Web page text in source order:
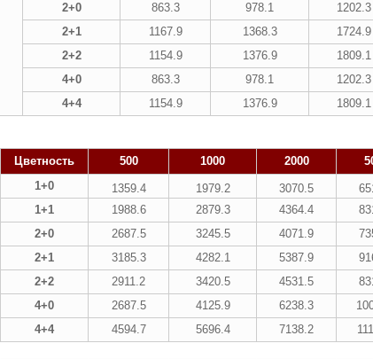
2+0
863.3 978.1 1202.3
2+1
1167.9 1368.3 1724.9
2+2
1154.9 1376.9 1809.1
4+0
863.3 978.1 1202.3
4+4
1154.9 1376.9 1809.1
Цветность 500 1000 2000
1+0 1359.4 1979.2 3070.5
1+1
1988.6 2879.3 4364.4
2+0
2687.5 3245.5 4071.9
2+1
3185.3 4282.1 5387.9
2+2
2911.2 3420.5 4531.5
4+0
2687.5 4125.9 6238.3
4+4
4594.7 5696.4 7138.2